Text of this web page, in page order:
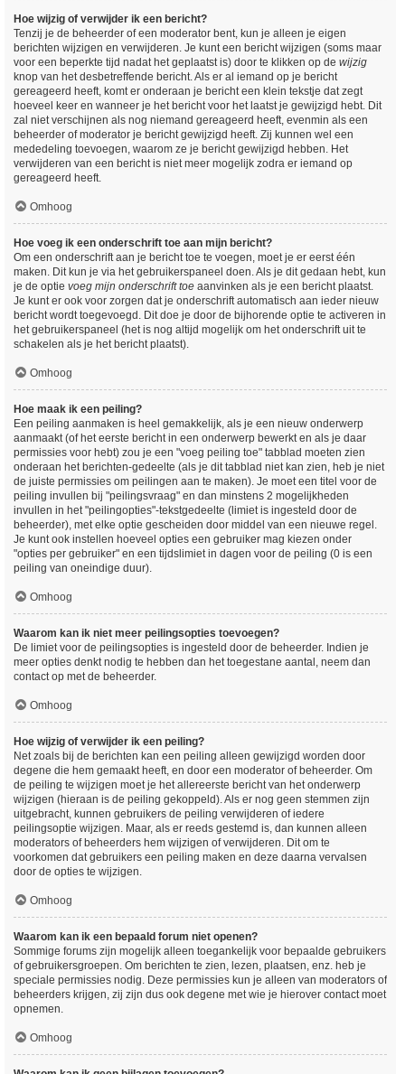
Hoe wijzig of verwijder ik een bericht?
Tenzij je de beheerder of een moderator bent, kun je alleen je eigen
berichten wijzigen en verwijderen. Je kunt een bericht wijzigen (soms maar
voor een beperkte tijd nadat het geplaatst is) door te klikken op de wijzig
knop van het desbetreffende bericht. Als er al iemand op je bericht
gereageerd heeft, komt er onderaan je bericht een klein tekstje dat zegt
hoeveel keer en wanneer je het bericht voor het laatst je gewijzigd hebt. Dit
zal niet verschijnen als nog niemand gereageerd heeft, evenmin als een
beheerder of moderator je bericht gewijzigd heeft. Zij kunnen wel een
mededeling toevoegen, waarom ze je bericht gewijzigd hebben. Het
verwijderen van een bericht is niet meer mogelijk zodra er iemand op
gereageerd heeft.
Omhoog
Hoe voeg ik een onderschrift toe aan mijn bericht?
Om een onderschrift aan je bericht toe te voegen, moet je er eerst één
maken. Dit kun je via het gebruikerspaneel doen. Als je dit gedaan hebt, kun
je de optie voeg mijn onderschrift toe aanvinken als je een bericht plaatst.
Je kunt er ook voor zorgen dat je onderschrift automatisch aan ieder nieuw
bericht wordt toegevoegd. Dit doe je door de bijhorende optie te activeren in
het gebruikerspaneel (het is nog altijd mogelijk om het onderschrift uit te
schakelen als je het bericht plaatst).
Omhoog
Hoe maak ik een peiling?
Een peiling aanmaken is heel gemakkelijk, als je een nieuw onderwerp
aanmaakt (of het eerste bericht in een onderwerp bewerkt en als je daar
permissies voor hebt) zou je een "voeg peiling toe" tabblad moeten zien
onderaan het berichten-gedeelte (als je dit tabblad niet kan zien, heb je niet
de juiste permissies om peilingen aan te maken). Je moet een titel voor de
peiling invullen bij "peilingsvraag" en dan minstens 2 mogelijkheden
invullen in het "peilingopties"-tekstgedeelte (limiet is ingesteld door de
beheerder), met elke optie gescheiden door middel van een nieuwe regel.
Je kunt ook instellen hoeveel opties een gebruiker mag kiezen onder
"opties per gebruiker" en een tijdslimiet in dagen voor de peiling (0 is een
peiling van oneindige duur).
Omhoog
Waarom kan ik niet meer peilingsopties toevoegen?
De limiet voor de peilingsopties is ingesteld door de beheerder. Indien je
meer opties denkt nodig te hebben dan het toegestane aantal, neem dan
contact op met de beheerder.
Omhoog
Hoe wijzig of verwijder ik een peiling?
Net zoals bij de berichten kan een peiling alleen gewijzigd worden door
degene die hem gemaakt heeft, en door een moderator of beheerder. Om
de peiling te wijzigen moet je het allereerste bericht van het onderwerp
wijzigen (hieraan is de peiling gekoppeld). Als er nog geen stemmen zijn
uitgebracht, kunnen gebruikers de peiling verwijderen of iedere
peilingsoptie wijzigen. Maar, als er reeds gestemd is, dan kunnen alleen
moderators of beheerders hem wijzigen of verwijderen. Dit om te
voorkomen dat gebruikers een peiling maken en deze daarna vervalsen
door de opties te wijzigen.
Omhoog
Waarom kan ik een bepaald forum niet openen?
Sommige forums zijn mogelijk alleen toegankelijk voor bepaalde gebruikers
of gebruikersgroepen. Om berichten te zien, lezen, plaatsen, enz. heb je
speciale permissies nodig. Deze permissies kun je alleen van moderators of
beheerders krijgen, zij zijn dus ook degene met wie je hierover contact moet
opnemen.
Omhoog